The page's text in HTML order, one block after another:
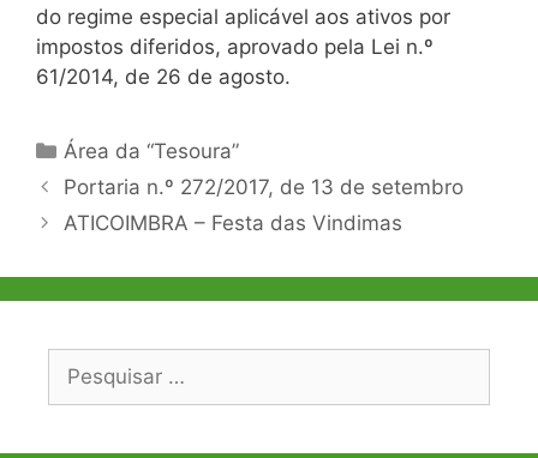
do regime especial aplicável aos ativos por
impostos diferidos, aprovado pela Lei n.º
61/2014, de 26 de agosto.
Categorias
Área da “Tesoura”
Navegação
de
Portaria n.º 272/2017, de 13 de setembro
ATICOIMBRA – Festa das Vindimas
Pesquisar